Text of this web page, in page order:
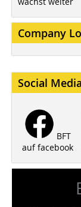
Company
Social Media
BFT
auf facebook